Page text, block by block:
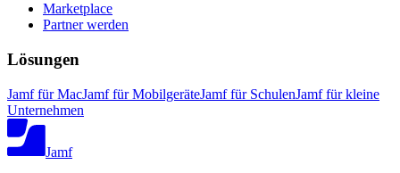
Marketplace
Partner werden
Lösungen
Jamf für MacJamf für MobilgeräteJamf für SchulenJamf für kleine
Unternehmen
Jamf